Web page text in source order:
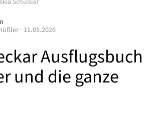
Ausflugsbuch
und die ganze
· 11.05.2026